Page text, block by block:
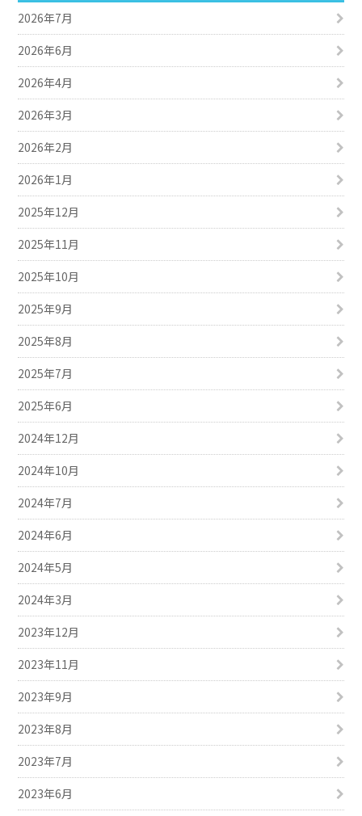
2026年7月
2026年6月
2026年4月
2026年3月
2026年2月
2026年1月
2025年12月
2025年11月
2025年10月
2025年9月
2025年8月
2025年7月
2025年6月
2024年12月
2024年10月
2024年7月
2024年6月
2024年5月
2024年3月
2023年12月
2023年11月
2023年9月
2023年8月
2023年7月
2023年6月